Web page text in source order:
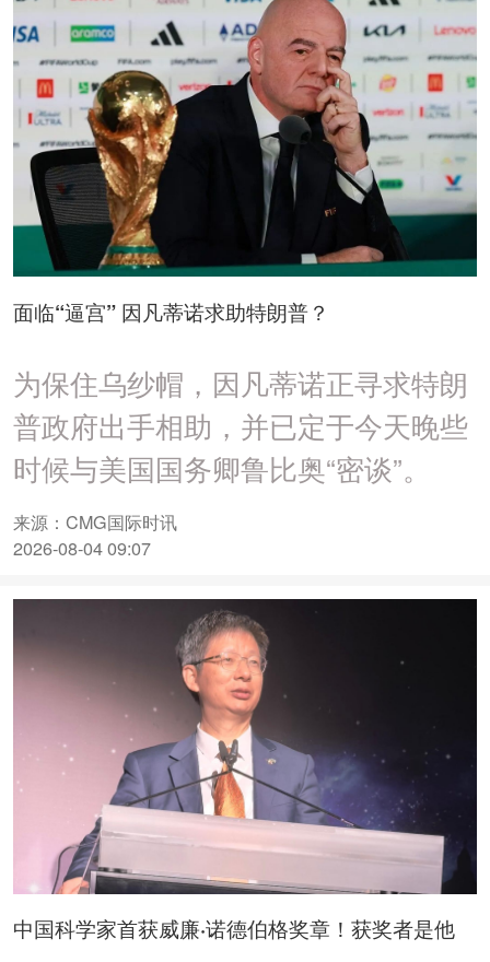
面临“逼宫” 因凡蒂诺求助特朗普？
为保住乌纱帽，因凡蒂诺正寻求特朗
普政府出手相助，并已定于今天晚些
时候与美国国务卿鲁比奥“密谈”。
来源：CMG国际时讯
2026-08-04 09:07
中国科学家首获威廉·诺德伯格奖章！获奖者是他